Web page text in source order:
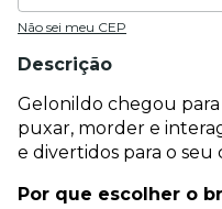
Não sei meu CEP
Descrição
Gelonildo chegou
puxar, morder e
e divertidos para o seu
Por que escolher o